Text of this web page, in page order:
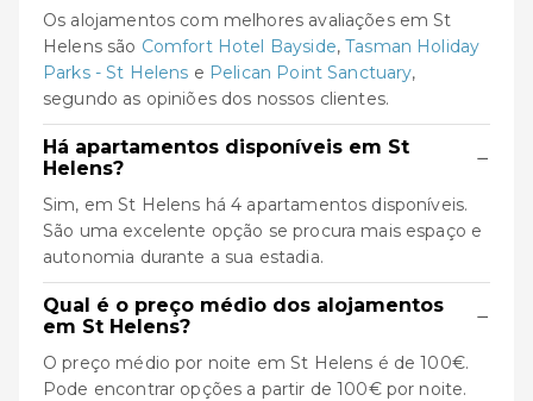
Os alojamentos com melhores avaliações em St
Helens são Comfort Hotel Bayside,Tasman Holiday
Parks - St Helens e Pelican Point Sanctuary,
segundo as opiniões dos nossos clientes.
Há apartamentos disponíveis em St
Helens?
−
Sim, em St Helens há 4 apartamentos disponíveis.
São uma excelente opção se procura mais espaço e
autonomia durante a sua estadia.
Qual é o preço médio dos alojamentos
em St Helens?
−
O preço médio por noite em St Helens é de 100€.
Pode encontrar opções a partir de 100€ por noite.